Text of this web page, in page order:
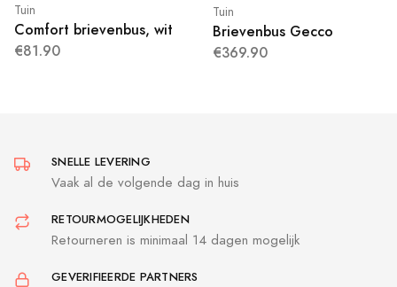
Tuin
Comfort brievenbus, wit
€81.90
Tuin
Brievenbus Gecco
€369.90
SNELLE LEVERING
Vaak al de volgende dag in huis
RETOURMOGELIJKHEDEN
Retourneren is minimaal 14 dagen mogelijk
GEVERIFIEERDE PARTNERS